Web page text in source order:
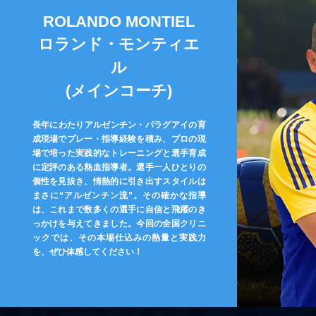
ROLANDO MONTIEL
​ロランド・モンティエ
ル
​(メインコーチ)
​長年にわたりアルゼンチン・パラグアイの育
成現場でプレー・指導経験を積み、プロの現
場で培った実践的なトレーニングと選手育成
に定評のある熱血指導者。選手一人ひとりの
個性を見抜き、情熱的に引き出すスタイルは
まさに“アルゼンチン流”。その確かな指導
は、これまで数多くの選手に自信と飛躍のき
っかけを与えてきました。今回の全国クリニ
ックでは、その本場仕込みの熱量と実践力
を、ぜひ体感してください！